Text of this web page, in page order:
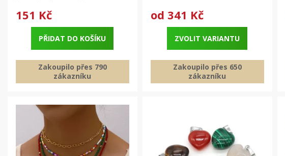
151 Kč
PŘIDAT DO KOŠÍKU
Zakoupilo přes 790
zákazníku
od 341 Kč
ZVOLIT VARIANTU
Zakoupilo přes 650
zákazníku